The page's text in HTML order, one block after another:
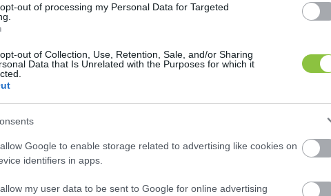
out of processing my Personal Data for Targeted
out of Collection, Use, Retention, Sale, and/or Sharing
Data that Is Unrelated with the Purposes for which it
Google to enable storage related to advertising like cookies on
identifiers in apps.
my user data to be sent to Google for online advertising
ellen tüntet a Fidesz,
pártpolitikai kérdés“ - fogalmazott Laczkó-Zsámboki Angéla.